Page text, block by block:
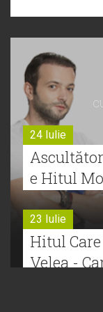
24 Iulie
e Hitul
23 Iulie
Hitul
Velea -